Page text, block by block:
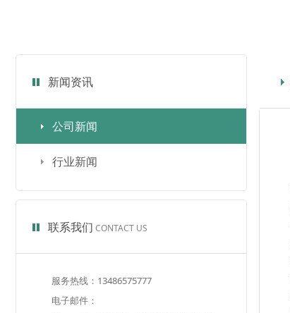
新闻资讯
公司新闻
行业新闻
联系我们 CONTACT US
服务热线：13486575777
电子邮件：